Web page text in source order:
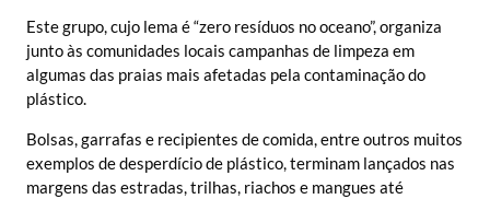
Este grupo, cujo lema é “zero resíduos no oceano”, organiza
junto às comunidades locais campanhas de limpeza em
algumas das praias mais afetadas pela contaminação do
plástico.
Bolsas, garrafas e recipientes de comida, entre outros muitos
exemplos de desperdício de plástico, terminam lançados nas
margens das estradas, trilhas, riachos e mangues até